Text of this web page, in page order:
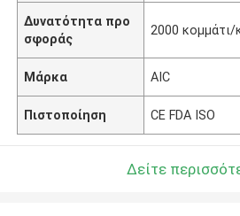
Δυνατότητα προ
σφοράς
2000 κομμάτι/
Μάρκα AIC
Πιστοποίηση CE FDA ISO
Δείτε